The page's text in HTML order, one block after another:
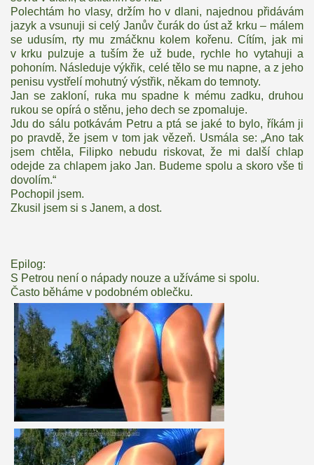
Polechtám ho vlasy, držím ho v dlani, najednou přidávám
jazyk a vsunuji si celý Janův čurák do úst až krku – málem
se udusím, rty mu zmáčknu kolem kořenu. Cítím, jak mi
v krku pulzuje a tuším že už bude, rychle ho vytahuji a
pohoním. Následuje výkřik, celé tělo se mu napne, a z jeho
penisu vystřelí mohutný výstřik, někam do temnoty.
Jan se zakloní, ruka mu spadne k mému zadku, druhou
rukou se opírá o stěnu, jeho dech se zpomaluje.
Jdu do sálu potkávám Petru a ptá se jaké to bylo, říkám ji
po pravdě, že jsem v tom jak vězeň. Usmála se: „Ano tak
jsem chtěla, Filipko nebudu riskovat, že mi další chlap
odejde za chlapem jako Jan. Budeme spolu a skoro vše ti
dovolím.“
Pochopil jsem.
Zkusil jsem si s Janem, a dost.
Epilog:
S Petrou není o nápady nouze a užíváme si spolu.
Často běháme v podobném oblečku.